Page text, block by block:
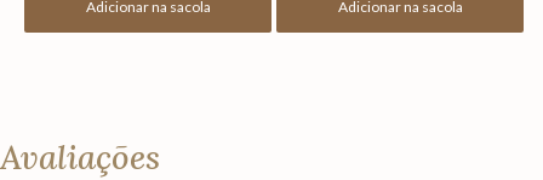
Adicionar na sacola Adicionar na sacola
Avaliações